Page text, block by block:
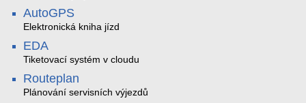
AutoGPS
Elektronická kniha jízd
EDA
Tiketovací systém v cloudu
Routeplan
Plánování servisních výjezdů